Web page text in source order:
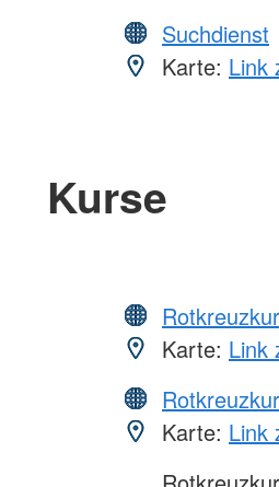
Suchdienst
Karte: Link
Kurse
Karte: Link
Karte: Link